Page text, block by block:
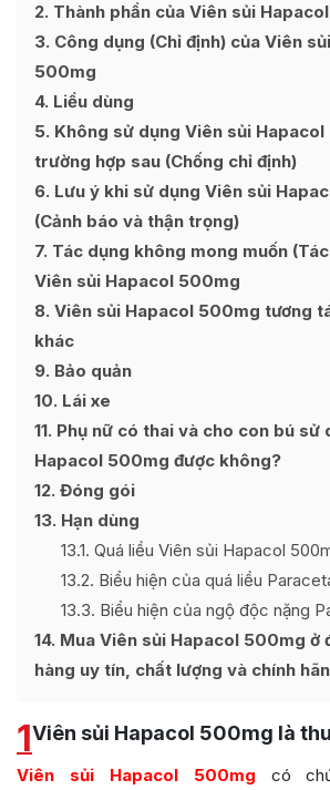
2 Thành phần của Viên sủi
3 Công dụng (Chỉ định) của Viên
500mg
4 Liều dùng
5 Không sử dụng Viên sủi
trường hợp sau (Chống chỉ định)
6 Lưu ý khi sử dụng Viên sủi
(Cảnh báo và thận trọng)
7 Tác dụng không mong muốn
Viên sủi Hapacol 500mg
8 Viên sủi Hapacol 500mg tương
khác
9 Bảo quản
10 Lái xe
11 Phụ nữ có thai và cho con bú sử
Hapacol 500mg được không?
12 Đóng gói
13 Hạn dùng
13.1 Quá liều Viên sủi Hapacol
13.2 Biểu hiện của quá liều
13.3 Biểu hiện của ngộ độc nặng
14 Mua Viên sủi Hapacol 500mg ở
hàng uy tín, chất lượng và chính
1Viên sủi Hapacol 500mg là
Viên sủi Hapacol 500mg có